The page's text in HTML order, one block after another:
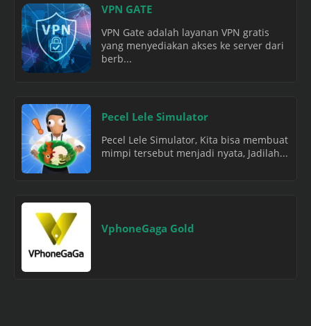
VPN GATE
VPN Gate adalah layanan VPN gratis
yang menyediakan akses ke server dari
berb...
Pecel Lele Simulator
Pecel Lele Simulator, Kita bisa membuat
mimpi tersebut menjadi nyata, Jadilah...
VphoneGaga Gold